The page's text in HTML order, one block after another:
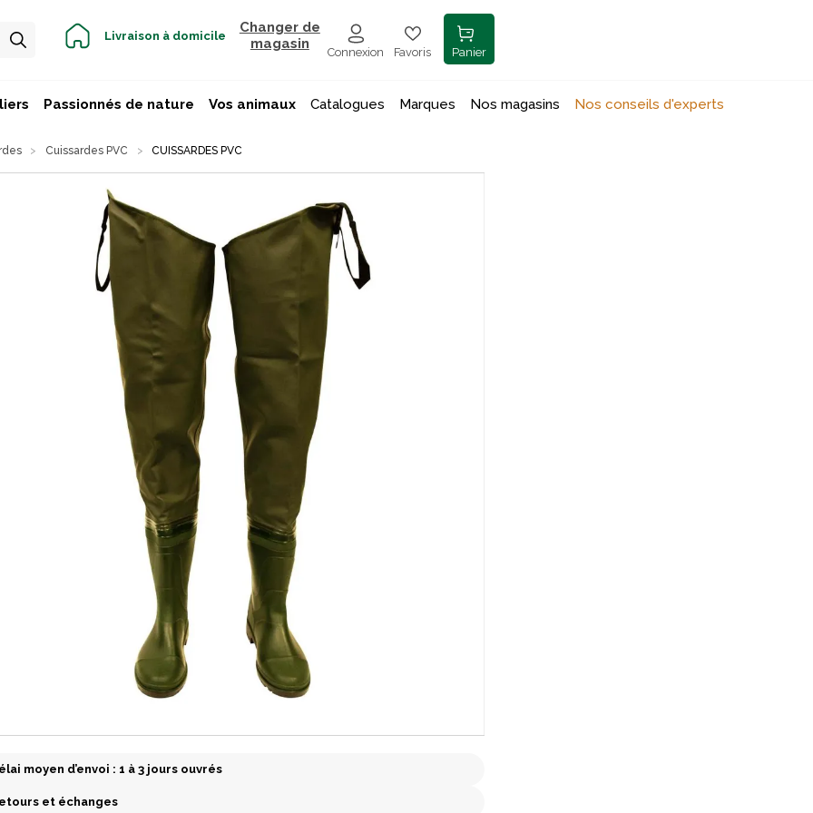
Livraison à domicile
Changer de
magasin
Connexion Favoris Panier
Passionnés de nature Vos animaux Catalogues Marques Nos magasins Nos conseils d'experts
Cuissardes PVC CUISSARDES PVC
moyen d’envoi : 1 à 3 jours ouvrés
et échanges